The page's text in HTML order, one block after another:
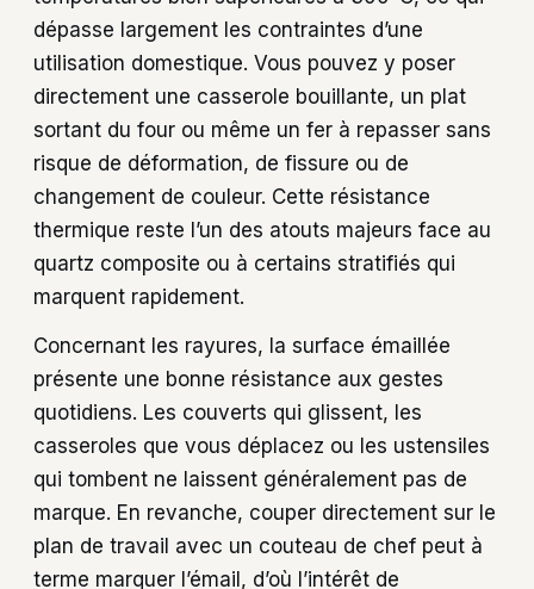
dépasse largement les contraintes d’une
utilisation domestique. Vous pouvez y poser
directement une casserole bouillante, un plat
sortant du four ou même un fer à repasser sans
risque de déformation, de fissure ou de
changement de couleur. Cette résistance
thermique reste l’un des atouts majeurs face au
quartz composite ou à certains stratifiés qui
marquent rapidement.
Concernant les rayures, la surface émaillée
présente une bonne résistance aux gestes
quotidiens. Les couverts qui glissent, les
casseroles que vous déplacez ou les ustensiles
qui tombent ne laissent généralement pas de
marque. En revanche, couper directement sur le
plan de travail avec un couteau de chef peut à
terme marquer l’émail, d’où l’intérêt de